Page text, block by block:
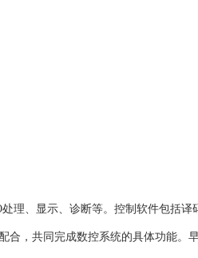
理、显示、诊断等。控制软件包括译
合，共同完成数控系统的具体功能。